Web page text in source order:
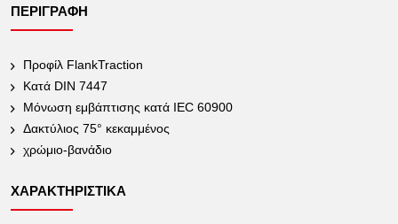
ΠΕΡΙΓΡΑΦΉ
Προφίλ FlankTraction
Κατά DIN 7447
Μόνωση εμβάπτισης κατά IEC 60900
Δακτύλιος 75° κεκαμμένος
χρώμιο-βανάδιο
ΧΑΡΑΚΤΗΡΙΣΤΙΚΆ